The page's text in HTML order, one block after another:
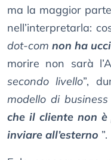
ma la maggior
nell’interpretarla:
dot-comnon ha
morire non sarà
secondo livello”,
modello di business
che il cliente non
inviare all’esterno ”.